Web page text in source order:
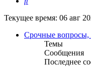
Текущее время: 06 авг
Срочные вопросы,
Темы
Сообщения
Последнее